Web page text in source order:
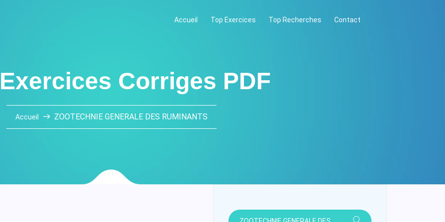
Accueil Top Exercices Top Recherches Contact
Corriges PDF
Accueil ZOOTECHNIE GENERALE DES RUMINANTS